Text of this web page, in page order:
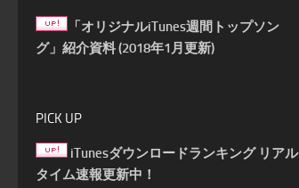
「オリジナルiTunes週間トップソン
グ」紹介資料 (2018年1月更新)
PICK UP
iTunesダウンロードランキング リアル
タイム速報更新中！